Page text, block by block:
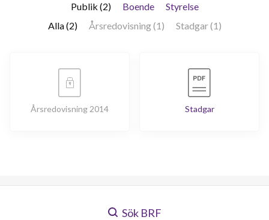
Publik (2) Boende
Styrelse
Alla (2)
Årsredovisning (1) Stadgar (1)
Årsredovisning 2014 Stadgar
Sök BRF